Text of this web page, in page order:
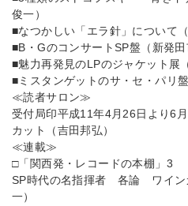
俊一）
■なつかしい「エラ針」について
■B・GのコンサートSP盤（新発田
■魅力再発見のLPのジャケット展
■ミスタンゲットのサ・セ・パリ
≪読者サロン≫
受付局印平成11年4月26日より6
カット（吉田邦弘）
≪連載≫
□「関西発・レコードの本棚」3
SP時代の名指揮者 各論 ワイン
一）